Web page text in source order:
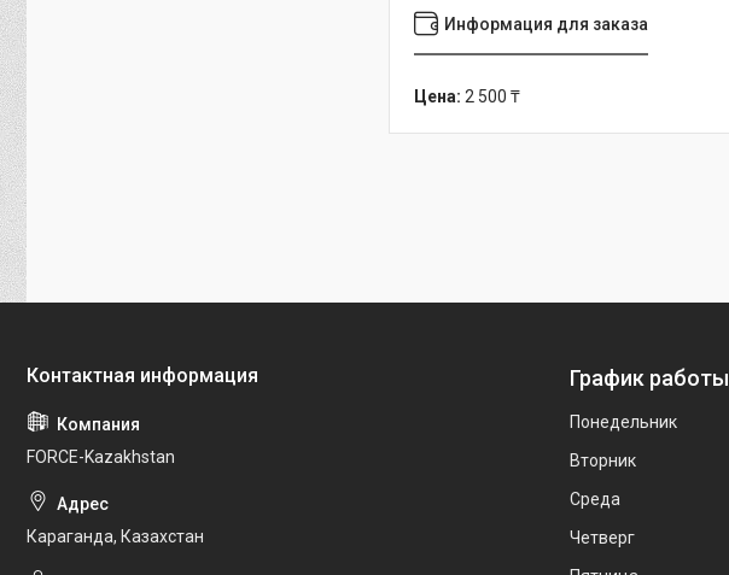
Информация для заказа
Цена: 2 500 ₸
FORCE-Kazakhstan
Караганда, Казахстан
График работы
Понедельник
Вторник
Среда
Четверг